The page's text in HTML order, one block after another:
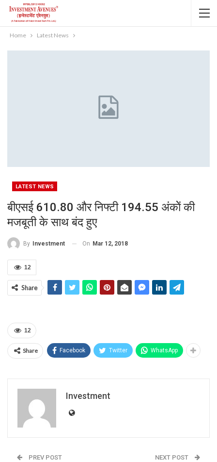
Home Latest News
LATEST NEWS
बीएसई 610.80 और निफ्टी 194.55 अंकाेें की
मजबूती के साथ बंद हुए
By Investment On Mar 12, 2018
12
Share
12
Share Facebook Twitter WhatsApp
Investment
PREV POST NEXT POST